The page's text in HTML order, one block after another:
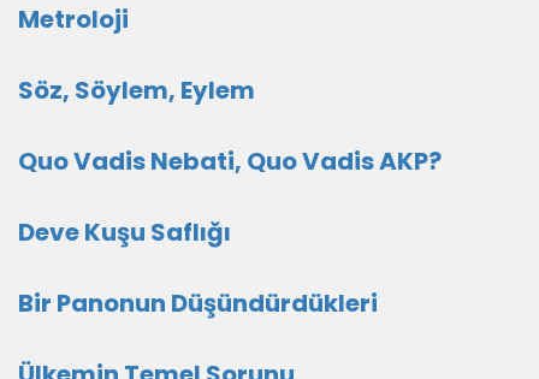
Metroloji
Söz, Söylem, Eylem
Quo Vadis Nebati, Quo Vadis AKP?
Deve Kuşu Saflığı
Bir Panonun Düşündürdükleri